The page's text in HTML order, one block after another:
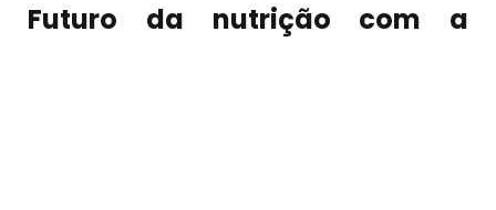
Futuro da nutrição com a